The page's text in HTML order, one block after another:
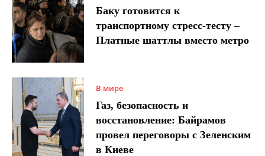
Баку готовится к
транспортному стресс-тесту –
Платные шаттлы вместо метро
В мире
Газ, безопасность и
восстановление: Байрамов
провел переговоры с Зеленским
в Киеве